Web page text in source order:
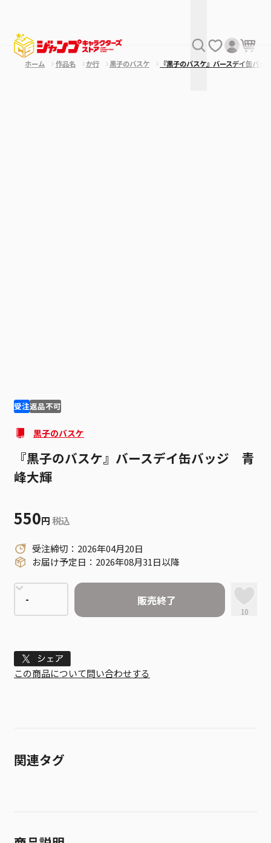
ホーム 作品名 か行 黒子のバスケ 『黒子のバスケ』バースデイ缶バ
受注返品不可
黒子のバスケ
『黒子のバスケ』バースデイ缶バッジ 青
峰大輝
550円 税込
受注締切：2026年04月20日
お届け予定日：2026年08月31日以降
販売終了
10
Tweet
この商品について問い合わせする
関連タグ